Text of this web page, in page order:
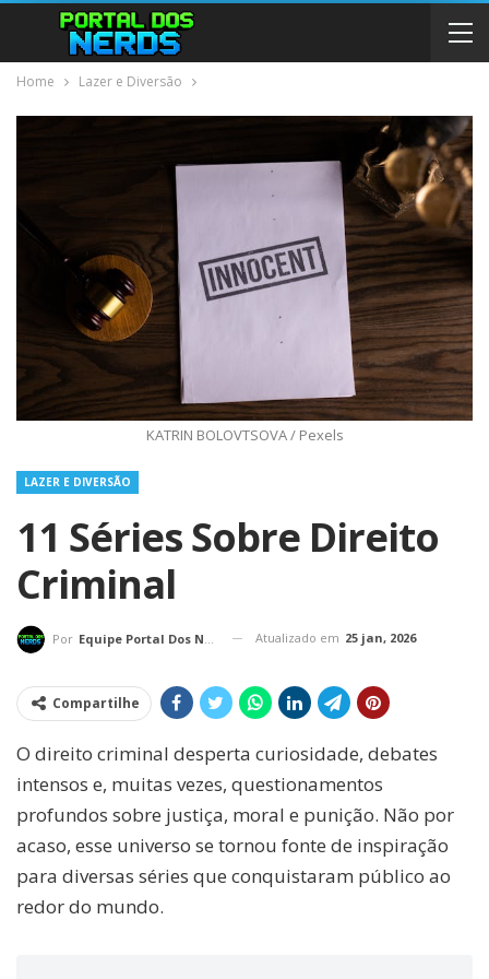
Home Lazer e Diversão
KATRIN BOLOVTSOVA / Pexels
LAZER E DIVERSÃO
11 Séries Sobre Direito
Criminal
Por Equipe Portal Dos Nerds Atualizado em 25 jan, 2026
Compartilhe
O direito criminal desperta curiosidade, debates
intensos e, muitas vezes, questionamentos
profundos sobre justiça, moral e punição. Não por
acaso, esse universo se tornou fonte de inspiração
para diversas séries que conquistaram público ao
redor do mundo.